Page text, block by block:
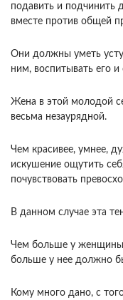
подавить и подчинить
вместе против общей
Они должны уметь
ним, воспитывать его и
Жена в этой молодой
весьма незаурядной.
Чем красивее, умнее,
искушение ощутить
почувствовать
В данном случае эта
Чем больше у женщины
больше у нее должно
Кому много дано, с